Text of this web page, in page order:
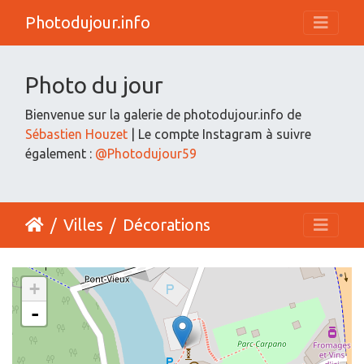
Photodujour.info
Photo du jour
Bienvenue sur la galerie de photodujour.info de
Sébastien Houzet | Le compte Instagram à suivre
également : @Photodujour59
Villes Décorations
+
-